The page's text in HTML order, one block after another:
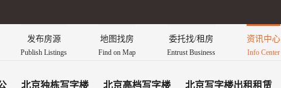
发布房源
Publish Listings
地图找房
Find on Map
委托找/租房
Entrust Business
资讯中心
Info Center
北京独栋写字楼 北京高档写字楼 北京写字楼出租租赁